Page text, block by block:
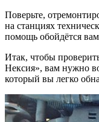
Поверьте,
на станциях
помощь обойдётся
Итак, чтобы
Нексия», вам нужно
который вы легко